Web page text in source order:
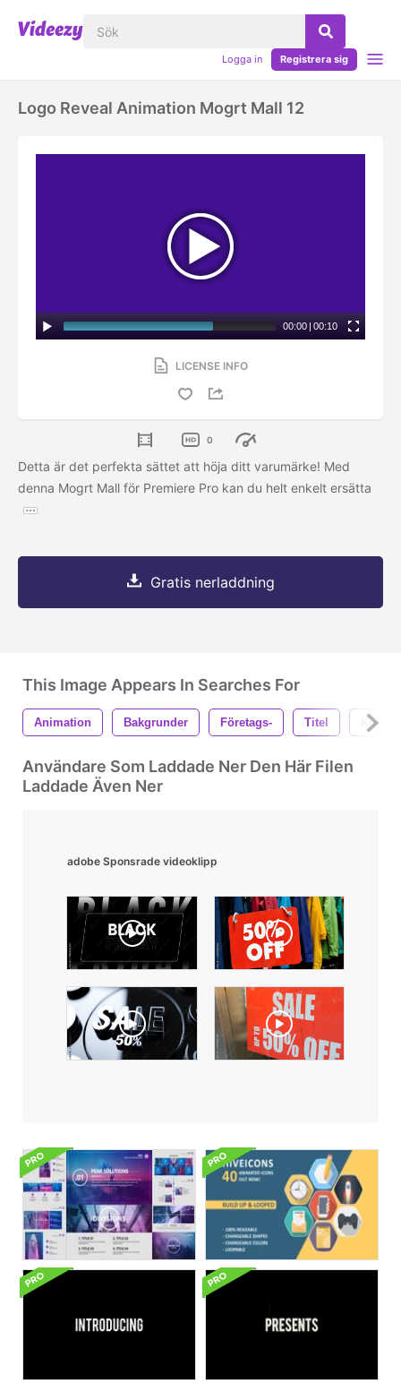
Logga in Registrera sig
Logo Reveal Animation Mogrt Mall 12
00:00 | 00:10
LICENSE INFO
0
Detta är det perfekta sättet att höja ditt varumärke! Med
denna Mogrt Mall för Premiere Pro kan du helt enkelt ersätta
Gratis nerladdning
This Image Appears In Searches For
Animation Bakgrunder Företags- Titel
Användare Som Laddade Ner Den Här Filen
Laddade Även Ner
adobe Sponsrade videoklipp